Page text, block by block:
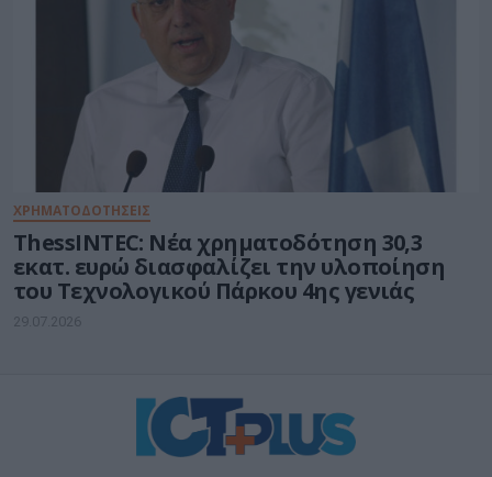
ΧΡΗΜΑΤΟΔΟΤΗΣΕΙΣ
ThessINTEC: Νέα χρηματοδότηση 30,3
εκατ. ευρώ διασφαλίζει την υλοποίηση
του Τεχνολογικού Πάρκου 4ης γενιάς
29.07.2026